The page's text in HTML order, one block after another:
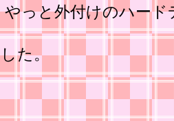
っと外付けのハー
た。